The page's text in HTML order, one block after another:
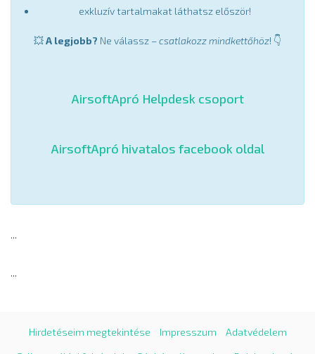
exkluzív tartalmakat láthatsz először!
💥A legjobb? Ne válassz –csatlakozz mindkettőhöz! 👇
AirsoftApró Helpdesk csoport
AirsoftApró hivatalos facebook oldal
...
...
Hirdetéseim megtekintése Impresszum Adatvédelem